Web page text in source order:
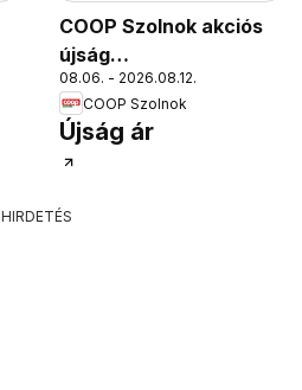
COOP Szolnok akciós
újság
Békésszentandrás
08.06. - 2026.08.12.
COOP Szolnok
Újság ár
HIRDETÉS